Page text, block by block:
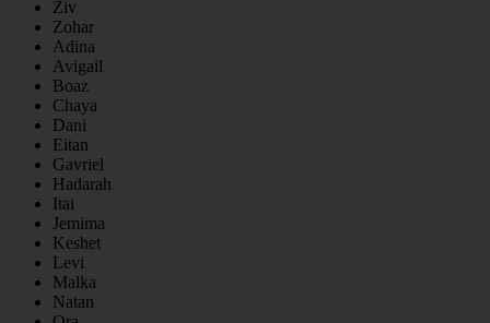
Ziv
Zohar
Adina
Avigail
Boaz
Chaya
Dani
Eitan
Gavriel
Hadarah
Itai
Jemima
Keshet
Levi
Malka
Natan